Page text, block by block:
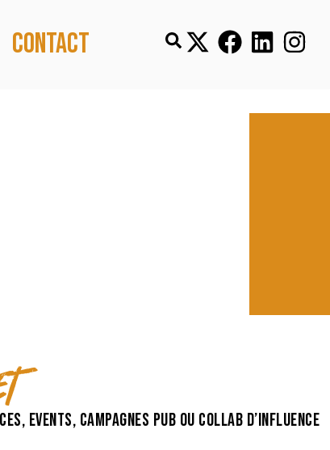
Contact
events, campagnes pub ou collab d’influence